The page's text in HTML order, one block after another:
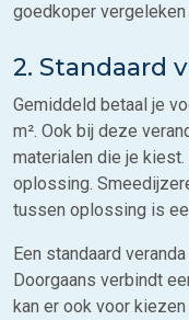
goedkoper
2. Standaard
Gemiddeld betaal je
m². Ook bij deze
materialen die je
oplossing.
tussen oplossing is
Een standaard
Doorgaans verbindt
kan er ook voor